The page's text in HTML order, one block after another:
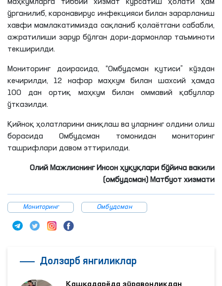
маҳкумларга тиббий хизмат кўрсатиш ҳолати ҳам
ўрганилиб, каронавирус инфекцияси билан зарарланиш
хавфи мамлакатимизда сақланиб қолаётгани сабабли,
ажратилиши зарур бўлган дори-дармонлар таъминоти
текширилди.
Мониторинг доирасида, “Омбудсман қутиси” кўздан
кечирилди, 12 нафар маҳкум билан шахсий ҳамда
100 дан ортиқ маҳкум билан оммавий қабуллар
ўтказилди.
Қийноқ ҳолатларини аниқлаш ва уларнинг олдини олиш
борасида Омбудсман томонидан мониторинг
ташрифлари давом эттирилади.
Олий Мажлиснинг Инсон ҳуқуқлари бўйича вакили
(омбудсман) Матбуот хизмати
Мониторинг Омбудсман
Долзарб янгиликлар
Қашқадарёда зўравонликдан